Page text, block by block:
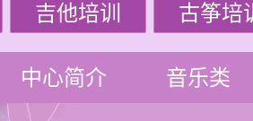
吉他培训 古筝培
中心简介 音乐类